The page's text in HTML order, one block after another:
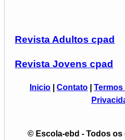
Revista Adultos cpad
Revista Jovens cpad
Inicio Contato Termos
© Escola-ebd - Todos